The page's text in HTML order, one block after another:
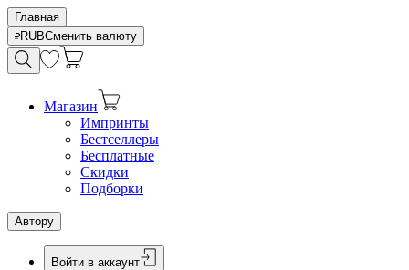
Главная
RUBСменить валюту
Магазин
Импринты
Бестселлеры
Бесплатные
Скидки
Подборки
Автору
Войти в аккаунт